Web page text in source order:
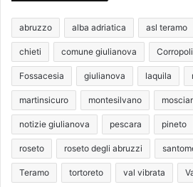
abruzzo alba adriatica asl teramo
chieti comune giulianova Corropoli
Fossacesia giulianova laquila
martinsicuro montesilvano
notizie giulianova pescara pineto
roseto roseto degli abruzzi
Teramo tortoreto val vibrata